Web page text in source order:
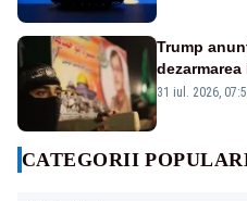
Trump
Israelului
31 iul. 2026,
CATEGORII